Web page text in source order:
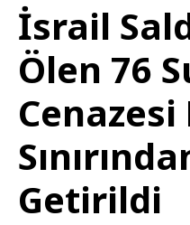
İsrail
Ölen 76
Getirildi